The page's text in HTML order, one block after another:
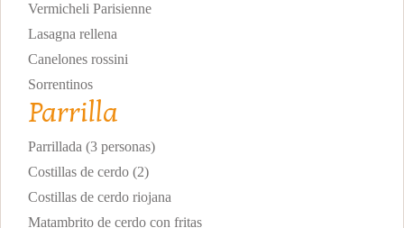
Vermicheli Parisienne
Lasagna rellena
Canelones rossini
Sorrentinos
Parrilla
Parrillada (3 personas)
Costillas de cerdo (2)
Costillas de cerdo riojana
Matambrito de cerdo con fritas